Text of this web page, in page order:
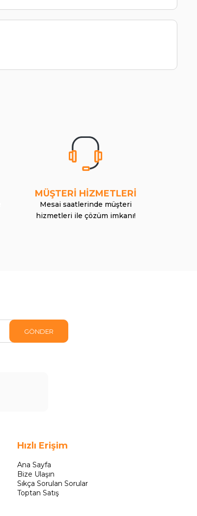
MÜŞTERİ HİZMETLERİ
Mesai saatlerinde müşteri
hizmetleri ile çözüm imkanı!
GÖNDER
Hızlı Erişim
Ana Sayfa
Bize Ulaşın
Sıkça Sorulan Sorular
Toptan Satış